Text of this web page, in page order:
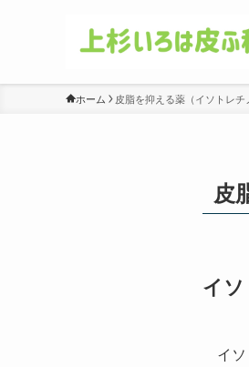
ホーム 皮脂を抑える薬（イソトレチ
皮
イ
イ